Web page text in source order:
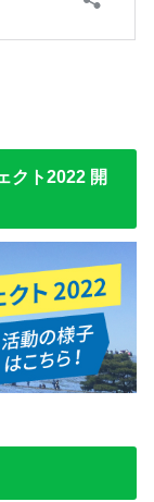
クト2022 開